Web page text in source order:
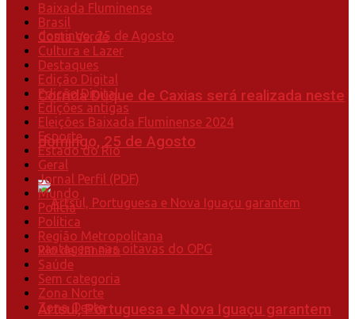
Corrida Duque de Caxias será realizada neste
domingo, 25 de Agosto
Artsul, Portuguesa e Nova Iguaçu garantem
Baixada Fluminense
Brasil
Costa Verde
Cultura e Lazer
Destaques
Edição Digital
Edição Digital
Edições antigas
Eleições Baixada Fluminense 2024
Esporte
Estado do Rio
Geral
Jornal Perfil (PDF)
Mundo
Polícia
Política
Região Metropolitana
Rio de Janeiro
Saúde
Sem categoria
Zona Norte
Zona Oeste